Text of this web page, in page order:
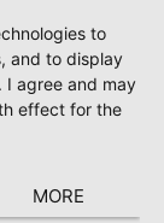
to
and to display
I agree and may
effect for the
MORE